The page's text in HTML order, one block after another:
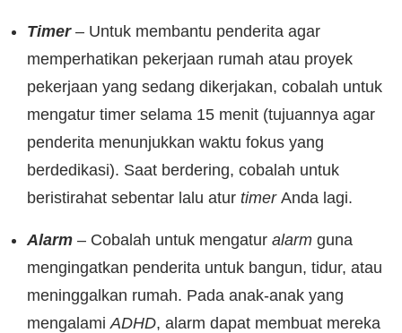
Timer – Untuk membantu penderita agar
memperhatikan pekerjaan rumah atau proyek
pekerjaan yang sedang dikerjakan, cobalah untuk
mengatur timer selama 15 menit (tujuannya agar
penderita menunjukkan waktu fokus yang
berdedikasi). Saat berdering, cobalah untuk
beristirahat sebentar lalu atur timer Anda lagi.
Alarm – Cobalah untuk mengatur alarm guna
mengingatkan penderita untuk bangun, tidur, atau
meninggalkan rumah. Pada anak-anak yang
mengalamiADHD, alarm dapat membuat mereka